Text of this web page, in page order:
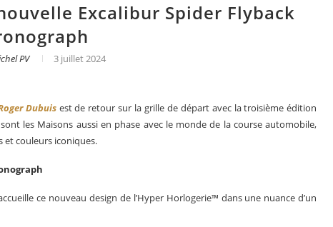
Excalibur Spider Flyback
PV 3 juillet 2024
Dubuisest de retour sur la grille de départ avec la troisième édition
les Maisons aussi en phase avec le monde de la course automobile,
couleurs iconiques.
ce nouveau design de l’Hyper Horlogerie™ dans une nuance d’un